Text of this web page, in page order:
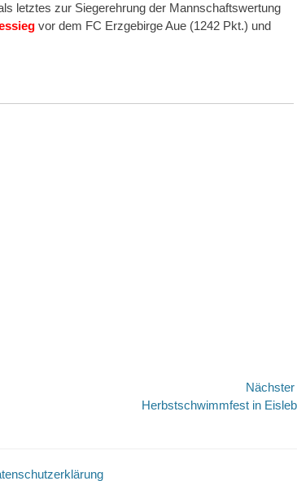
letztes zur Siegerehrung der Mannschaftswertung
vor dem FC Erzgebirge Aue (1242 Pkt.) und
Herbstschwimmfest in